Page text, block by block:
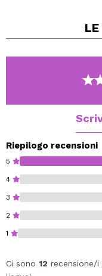
Grazie alla sua
Riepilogo recensioni
5
4
3
2
1
Ci sono 12 recensione/